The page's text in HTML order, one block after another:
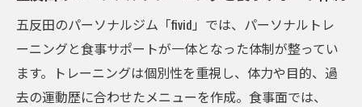
五反田のパーソナルジム「fivid」では、パーソナルトレ
ーニングと食事サポートが一体となった体制が整ってい
ます。トレーニングは個別性を重視し、体力や目的、過
去の運動歴に合わせたメニューを作成。食事面では、